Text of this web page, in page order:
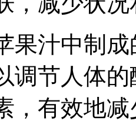
果汁中制
调节人体
，有效地